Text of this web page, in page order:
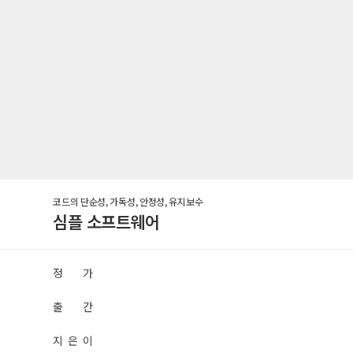
코드의 단순성, 가독성, 안정성, 유지보수
심플 소프트웨어
정 가
출 간
지 은 이